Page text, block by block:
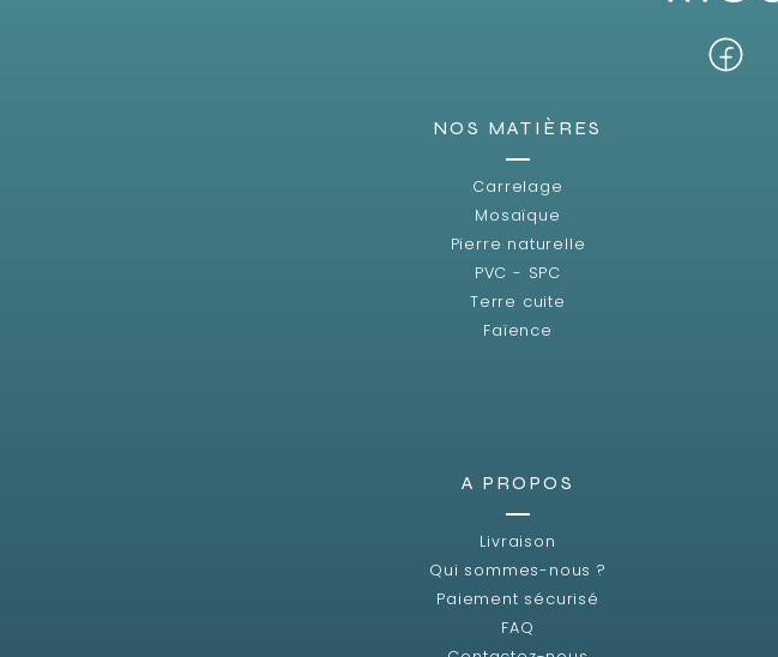
NOS MATIÈRES
Carrelage
Mosaïque
Pierre naturelle
PVC - SPC
Terre cuite
Faïence
A PROPOS
Livraison
Qui sommes-nous ?
Paiement sécurisé
FAQ